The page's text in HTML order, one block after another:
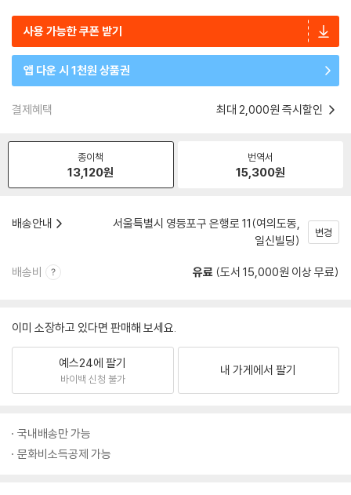
사용 가능한 쿠폰 받기
앱 다운 시 1천원 상품권
결제혜택 최대 2,000원 즉시할인
종이책
13,120원
번역서
15,300원
배송안내
서울특별시 영등포구 은행로 11(여의도동,
일신빌딩)
변경
배송비 유료 (도서 15,000원 이상 무료)
이미 소장하고 있다면 판매해 보세요.
예스24에 팔기
바이백 신청 불가
내 가게에서 팔기
국내배송만 가능
문화비소득공제 가능